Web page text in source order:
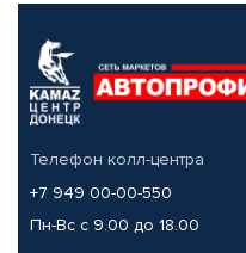
Телефон колл-центра
+7 949 00-00-550
Пн-Вс с 9.00 до 18.00